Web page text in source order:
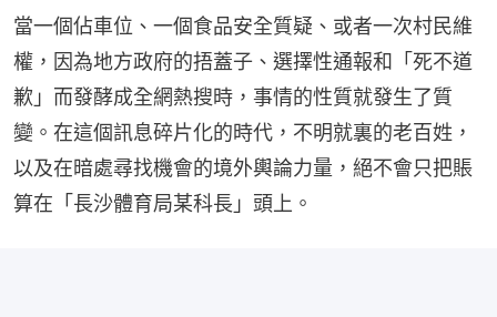
當一個佔車位、一個食品安全質疑、或者一次村民維
權，因為地方政府的捂蓋子、選擇性通報和「死不道
歉」而發酵成全網熱搜時，事情的性質就發生了質
變。在這個訊息碎片化的時代，不明就裏的老百姓，
以及在暗處尋找機會的境外輿論力量，絕不會只把賬
算在「長沙體育局某科長」頭上。